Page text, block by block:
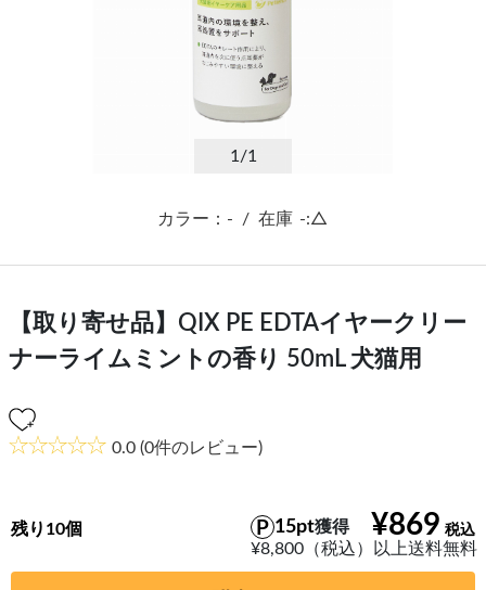
1 /1
カラー：- / 在庫 -:△
【取り寄せ品】QIX PE EDTAイヤークリー
ナーライムミントの香り 50mL 犬猫用
0.0 (0件のレビュー)
¥869
15pt獲得
¥8,800（税込）以上送料無料
残り10個